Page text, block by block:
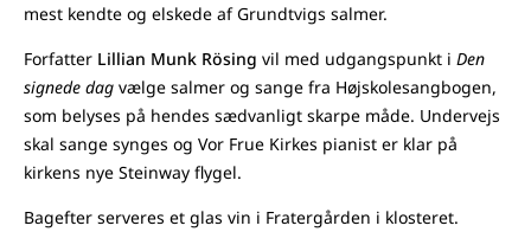
mest kendte og elskede af Grundtvigs salmer.
Forfatter Lillian Munk Rösing vil med udgangspunkt i Den
signede dag vælge salmer og sange fra Højskolesangbogen,
som belyses på hendes sædvanligt skarpe måde. Undervejs
skal sange synges og Vor Frue Kirkes pianist er klar på
kirkens nye Steinway flygel.
Bagefter serveres et glas vin i Fratergården i klosteret.